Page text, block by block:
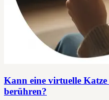
Kann eine virtuelle
berühren?